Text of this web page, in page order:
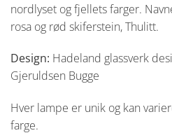
nordlyset og fjellets farger.
rosa og rød skiferstein, Thulitt.
Design: Hadeland glassverk
Gjeruldsen Bugge
Hver lampe er unik og kan
farge.